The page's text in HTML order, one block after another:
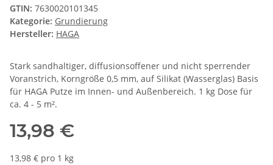
GTIN: 7630020101345
Kategorie: Grundierung
Hersteller: HAGA
Stark sandhaltiger, diffusionsoffener und nicht sperrender
Voranstrich, Korngröße 0,5 mm, auf Silikat (Wasserglas) Basis
für HAGA Putze im Innen- und Außenbereich. 1 kg Dose für
ca. 4 - 5 m².
13,98 €
13,98 € pro 1 kg